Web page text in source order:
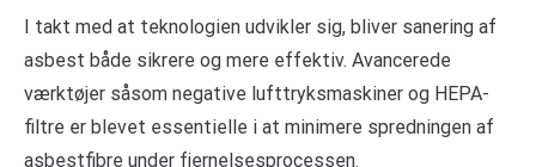
I takt med at teknologien udvikler sig, bliver sanering af
asbest både sikrere og mere effektiv. Avancerede
værktøjer såsom negative lufttryksmaskiner og HEPA-
filtre er blevet essentielle i at minimere spredningen af
asbestfibre under fjernelsesprocessen.